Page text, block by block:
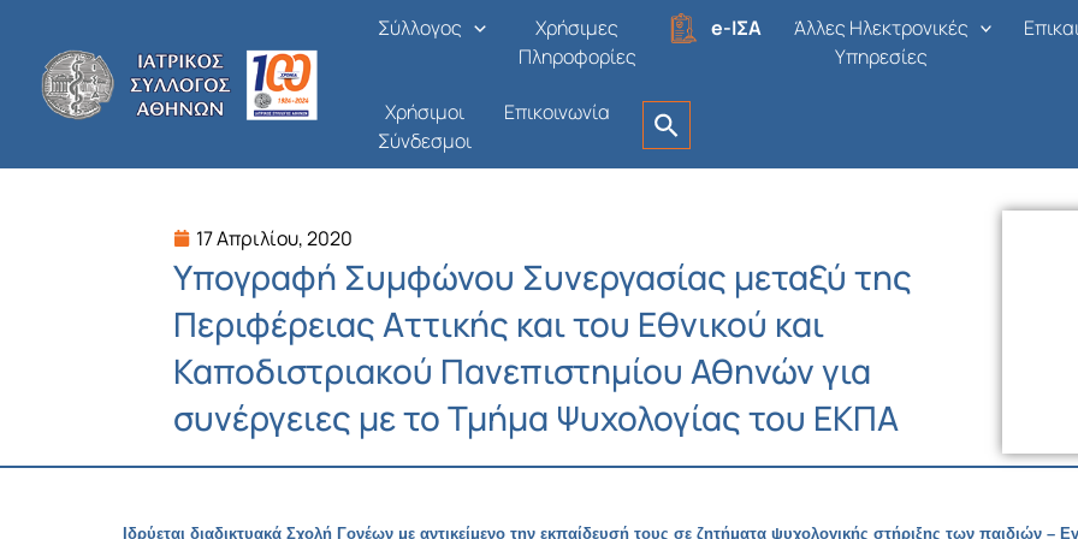
περιεχόμενο
Σύλλογος
Χρήσιμες
Πληροφορίες
e-ΙΣΑ
Άλλες Ηλεκτρονικές
Υπηρεσίες
Χρήσιμοι
Σύνδεσμοι
Επικοινωνία
17 Απριλίου, 2020
Υπογραφή Συμφώνου Συνεργασίας μεταξύ της
Περιφέρειας Αττικής και του Εθνικού και
Καποδιστριακού Πανεπιστημίου Αθηνών για
συνέργειες με το Τμήμα Ψυχολογίας του ΕΚΠΑ
Ιδρύεται διαδικτυακά Σχολή Γονέων με αντικείμενο την εκπαίδευσή τους σε ζητήματα ψυχολογικής στήριξης των παιδιών –